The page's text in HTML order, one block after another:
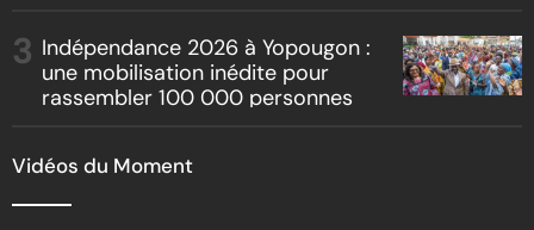
Indépendance 2026 à Yopougon :
une mobilisation inédite pour
rassembler 100 000 personnes
Vidéos du Moment